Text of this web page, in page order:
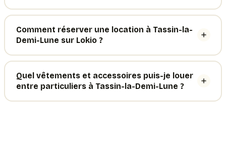
Comment réserver une location à Tassin-la-
Demi-Lune sur Lokio ?
Quel vêtements et accessoires puis-je louer
entre particuliers à Tassin-la-Demi-Lune ?